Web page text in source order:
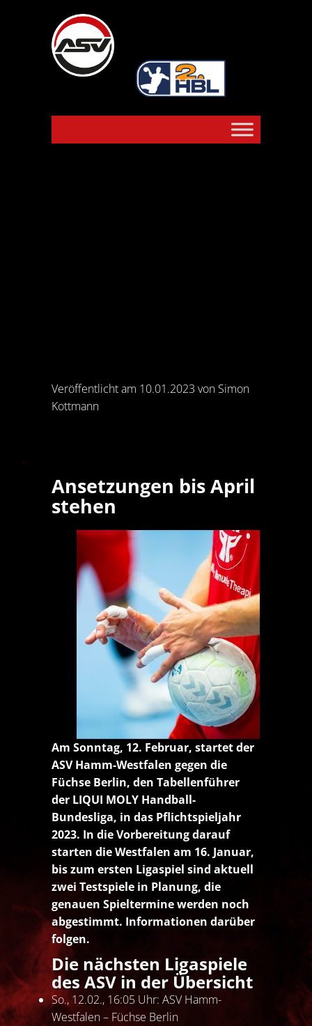
Veröffentlicht am 10.01.2023 von Simon
Kottmann
Ansetzungen bis April
stehen
Am Sonntag, 12. Februar, startet der
ASV Hamm-Westfalen gegen die
Füchse Berlin, den Tabellenführer
der LIQUI MOLY Handball-
Bundesliga, in das Pflichtspieljahr
2023. In die Vorbereitung darauf
starten die Westfalen am 16. Januar,
bis zum ersten Ligaspiel sind aktuell
zwei Testspiele in Planung, die
genauen Spieltermine werden noch
abgestimmt. Informationen darüber
folgen.
Die nächsten Ligaspiele
des ASV in der Übersicht
So., 12.02., 16:05 Uhr: ASV Hamm-
Westfalen – Füchse Berlin